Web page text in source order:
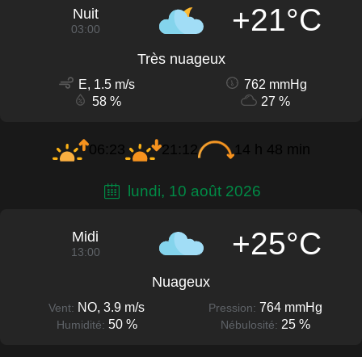
Nuit
03:00 +21°C
Très nuageux
E, 1.5 m/s
762 mmHg
58 %
27 %
06:23 21:12 14 h 48 min
lundi, 10 août 2026
Midi
13:00 +25°C
Nuageux
Vent: NO, 3.9 m/s Pression: 764 mmHg
Humidité: 50 % Nébulosité: 25 %